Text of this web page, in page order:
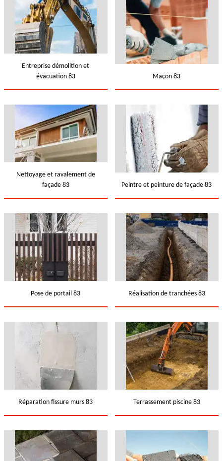
Entreprise démolition et
évacuation 83
Maçon 83
Nettoyage et ravalement de
façade 83
Peintre et peinture de façade 83
Pose de portail 83 Réalisation de tranchées 83
Réparation fissure murs 83 Terrassement piscine 83